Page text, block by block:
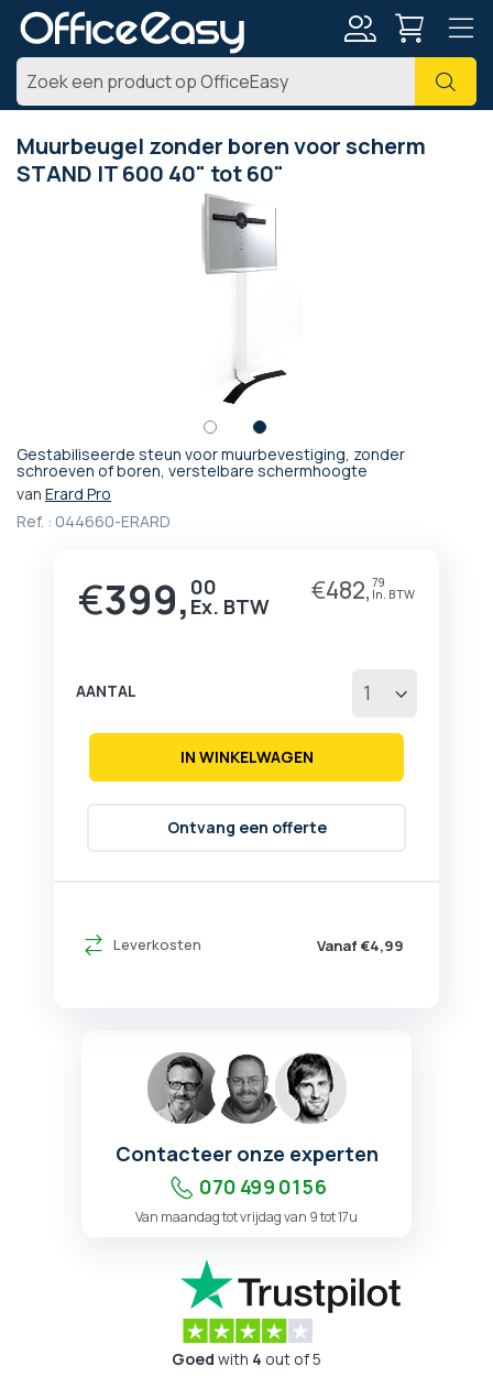
Zoek
Muurbeugel zonder boren voor scherm
STAND IT 600 40" tot 60"
Gestabiliseerde steun voor muurbevestiging, zonder
schroeven of boren, verstelbare schermhoogte
van Erard Pro
Ref. : 044660-ERARD
€399, 00 €482, 79
Leverkosten Vanaf €4,99
AANTAL
IN WINKELWAGEN
Ontvang een offerte
Ga
naar
begin
afbeeldingen-
Contacteer onze experten
070 499 01 56
Van maandag tot vrijdag van 9 tot 17u
Goed with 4 out of 5